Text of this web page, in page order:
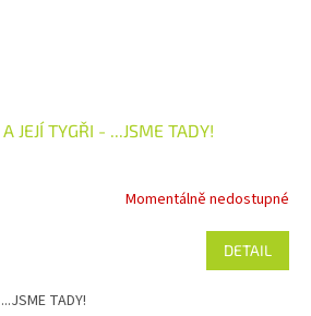
JEJÍ TYGŘI - ...JSME TADY!
Momentálně nedostupné
DETAIL
TADY!